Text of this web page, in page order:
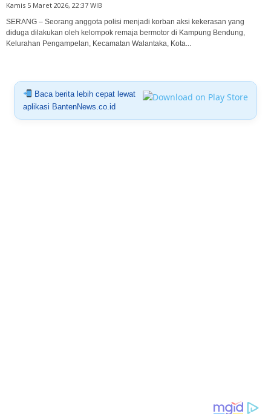
Kamis 5 Maret 2026, 22:37 WIB
SERANG – Seorang anggota polisi menjadi korban aksi kekerasan yang
diduga dilakukan oleh kelompok remaja bermotor di Kampung Bendung,
Kelurahan Pengampelan, Kecamatan Walantaka, Kota...
Baca berita lebih cepat lewat
aplikasi BantenNews.co.id